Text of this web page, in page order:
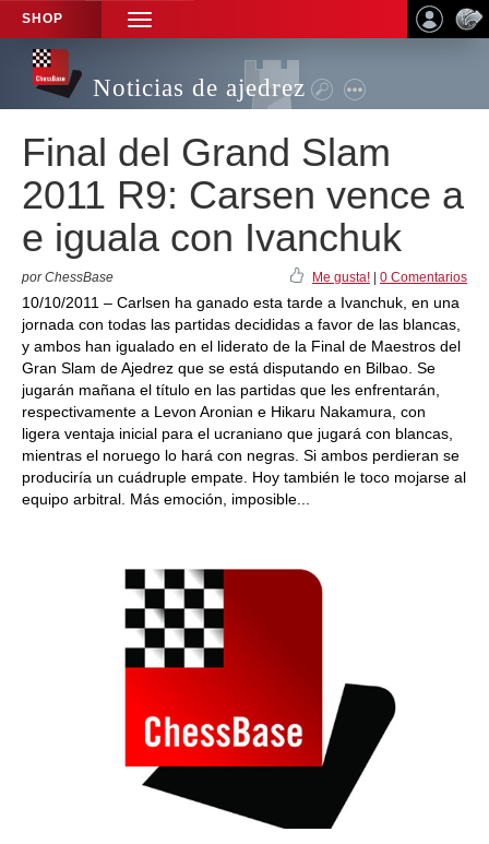
SHOP
TOGGLE
NAVIGATION
Noticias de ajedrez
Final del Grand Slam
2011 R9: Carsen vence a
e iguala con Ivanchuk
por ChessBase Me gusta! 0 Comentarios
10/10/2011 – Carlsen ha ganado esta tarde a Ivanchuk, en una
jornada con todas las partidas decididas a favor de las blancas,
y ambos han igualado en el liderato de la Final de Maestros del
Gran Slam de Ajedrez que se está disputando en Bilbao. Se
jugarán mañana el título en las partidas que les enfrentarán,
respectivamente a Levon Aronian e Hikaru Nakamura, con
ligera ventaja inicial para el ucraniano que jugará con blancas,
mientras el noruego lo hará con negras. Si ambos perdieran se
produciría un cuádruple empate. Hoy también le toco mojarse al
equipo arbitral. Más emoción, imposible...